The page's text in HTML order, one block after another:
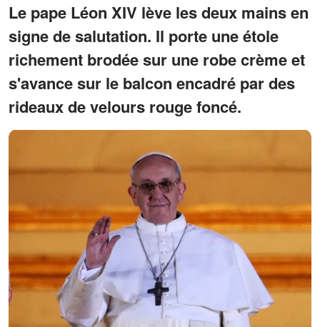
Le pape Léon XIV lève les deux mains en
signe de salutation. Il porte une étole
richement brodée sur une robe crème et
s'avance sur le balcon encadré par des
rideaux de velours rouge foncé.